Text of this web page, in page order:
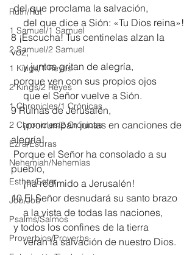
Ruth/Rut
1 Samuel/1 Samuel
2 Samuel/2 Samuel
1 Kings/1 Reyes
2 Kings/2 Reyes
1 Chronicles/1 Crónicas
2 Chronicles/2 Crónicas
Ezra/Esdras
Nehemiah/Nehemías
Esther/Ester
Job/Job
Psalms/Salmos
Proverbios/Proverbs
del que proclama la salvación,
     del que dice a Sión: «Tu Dios reina»!
8 ¡Escucha! Tus centinelas alzan la
voz,
     y juntos gritan de alegría,
porque ven con sus propios ojos
     que el Señor vuelve a Sión.
9 Ruinas de Jerusalén,
     ¡prorrumpan juntas en canciones de
alegría!
pueblo,
     ¡ha redimido a Jerusalén!
10 El Señor desnudará su santo brazo
     a la vista de todas las naciones,
y todos los confines de la tierra
     verán la salvación de nuestro Dios.